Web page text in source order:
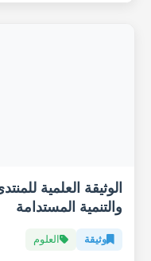
الوثيقة العلمية
والتنمية المستدامة
وثيقة العلوم